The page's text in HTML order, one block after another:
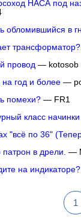
НАСА под
обломившийся в
трансформатор?
провод — kotosob
на год и более—
помехи?— FR1
класс
"всё по 36"
в дрели.
—
на индикаторе?
1